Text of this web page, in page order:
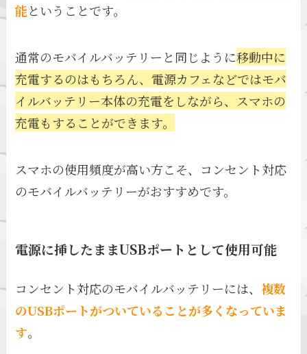
能ということです。
通常のモバイルバッテリーと同じように移動中に
充電するのはもちろん、電源カフェなどではモバ
イルバッテリー本体の充電をしながら、スマホの
充電もすることができます。
スマホの使用頻度が高い方こそ、コンセント対応
のモバイルバッテリーがおすすめです。
電源に挿したままUSBポートとして使用可能
コンセント対応のモバイルバッテリーには、 複数
のUSBポートがついていることが多くなっていま
す。